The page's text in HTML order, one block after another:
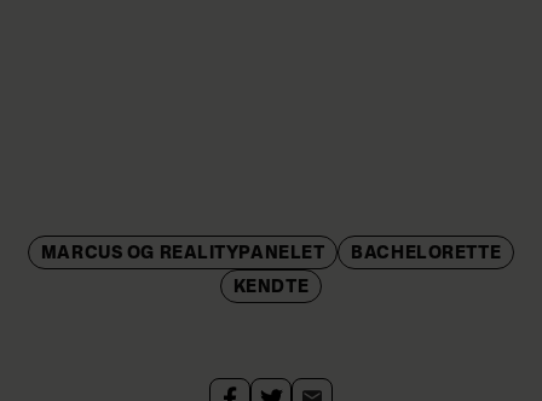
MARCUS OG REALITYPANELET
BACHELORETTE
KENDTE